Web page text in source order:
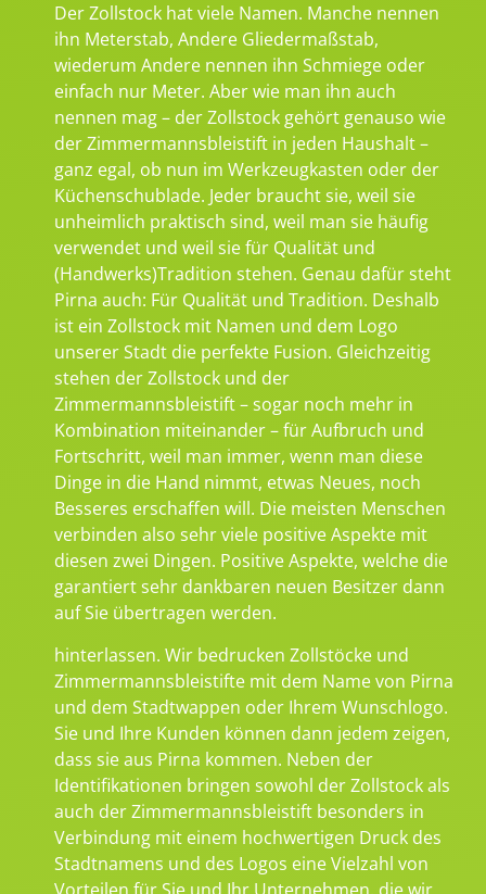
Der Zollstock hat viele Namen. Manche nennen
ihn Meterstab, Andere Gliedermaßstab,
wiederum Andere nennen ihn Schmiege oder
einfach nur Meter. Aber wie man ihn auch
nennen mag – der Zollstock gehört genauso wie
der Zimmermannsbleistift in jeden Haushalt –
ganz egal, ob nun im Werkzeugkasten oder der
Küchenschublade. Jeder braucht sie, weil sie
unheimlich praktisch sind, weil man sie häufig
verwendet und weil sie für Qualität und
(Handwerks)Tradition stehen. Genau dafür steht
Pirna auch: Für Qualität und Tradition. Deshalb
ist ein Zollstock mit Namen und dem Logo
unserer Stadt die perfekte Fusion. Gleichzeitig
stehen der Zollstock und der
Zimmermannsbleistift – sogar noch mehr in
Kombination miteinander – für Aufbruch und
Fortschritt, weil man immer, wenn man diese
Dinge in die Hand nimmt, etwas Neues, noch
Besseres erschaffen will. Die meisten Menschen
verbinden also sehr viele positive Aspekte mit
diesen zwei Dingen. Positive Aspekte, welche die
garantiert sehr dankbaren neuen Besitzer dann
auf Sie übertragen werden.
hinterlassen. Wir bedrucken Zollstöcke und
Zimmermannsbleistifte mit dem Name von Pirna
und dem Stadtwappen oder Ihrem Wunschlogo.
Sie und Ihre Kunden können dann jedem zeigen,
dass sie aus Pirna kommen. Neben der
Identifikationen bringen sowohl der Zollstock als
auch der Zimmermannsbleistift besonders in
Verbindung mit einem hochwertigen Druck des
Stadtnamens und des Logos eine Vielzahl von